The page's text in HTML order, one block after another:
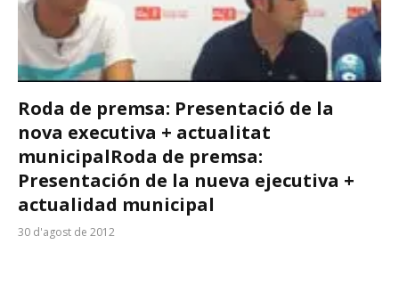
Roda de premsa: Presentació de la
nova executiva + actualitat
municipalRoda de premsa:
Presentación de la nueva ejecutiva +
actualidad municipal
30 d'agost de 2012